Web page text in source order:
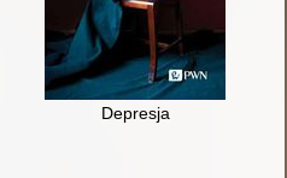
podręcznik terapeuty
Depresja